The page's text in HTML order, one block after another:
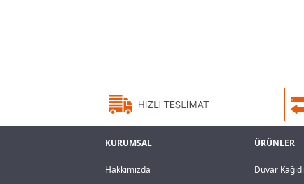
KURUMSAL
Hakkımızda
ÜRÜNLER
Duvar Kağıdı